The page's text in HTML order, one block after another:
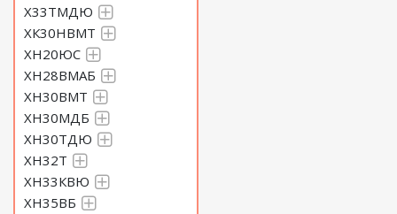
Х33ТМДЮ
ХК30НВМТ
ХН20ЮС
ХН28ВМАБ
ХН30ВМТ
ХН30МДБ
ХН30ТДЮ
ХН32Т
ХН33КВЮ
ХН35ВБ